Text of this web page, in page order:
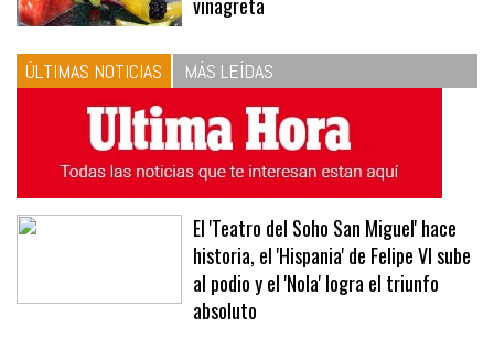
vinagreta
ÚLTIMAS NOTICIAS MÁS LEÍDAS
El 'Teatro del Soho San Miguel' hace
historia, el 'Hispania' de Felipe VI sube
al podio y el 'Nola' logra el triunfo
absoluto